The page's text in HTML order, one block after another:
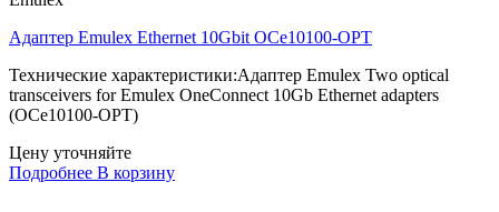
Адаптер Emulex Ethernet 10Gbit OCe10100-OPT
Технические характеристики:Адаптер Emulex Two optical
transceivers for Emulex OneConnect 10Gb Ethernet adapters
(OCe10100-OPT)
Цену уточняйте
Подробнее В корзину